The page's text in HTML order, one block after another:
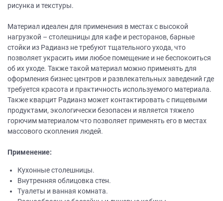
рисунка и текстуры.
Материал идеален для применения в местах с высокой
нагрузкой – столешницы для кафе и ресторанов, барные
стойки из Радианз не требуют тщательного ухода, что
позволяет украсить ими любое помещение и не беспокоиться
об их уходе. Также такой материал можно применять для
оформления бизнес центров и развлекательных заведений где
требуется красота и практичность используемого материала.
Также кварцит Радианз может контактировать с пищевыми
продуктами, экологически безопасен и является тяжело
горючим материалом что позволяет применять его в местах
массового скопления людей.
Применение:
Кухонные столешницы.
Внутренняя облицовка стен.
Туалеты и ванная комната.